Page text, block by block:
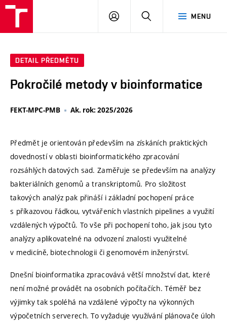
MENU
PŘIHLÁSIT
DETAIL PŘEDMĚTU
Pokročilé metody v bioinformatice
FEKT-MPC-PMB Ak. rok: 2025/2026
Předmět je orientován především na získáních praktických
dovedností v oblasti bioinformatického zpracování
rozsáhlých datových sad. Zaměřuje se především na analýzy
bakteriálních genomů a transkriptomů. Pro složitost
takových analýz pak přináší i základní pochopení práce
s příkazovou řádkou, vytvářeních vlastních pipelines a využití
vzdálených výpočtů. To vše při pochopení toho, jak jsou tyto
analýzy aplikovatelné na odvození znalosti využitelné
v medicíně, biotechnologii či genomovém inženýrství.
Dnešní bioinformatika zpracovává větší množství dat, které
není možné provádět na osobních počítačích. Téměř bez
výjimky tak spoléhá na vzdálené výpočty na výkonných
výpočetních serverech. To vyžaduje využívání plánovače úloh